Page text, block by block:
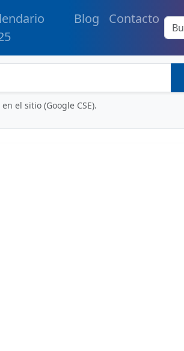
Blog Contacto
y contenidos
el sitio (Google CSE).